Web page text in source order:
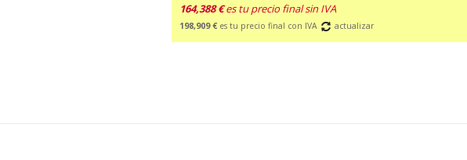
164,388 €es tu precio final sin IVA
198,909 € es tu precio final con IVA actualizar